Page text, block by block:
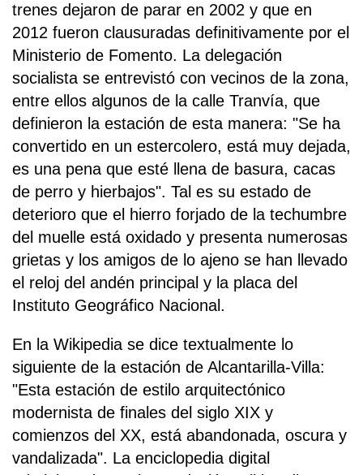
trenes dejaron de parar en 2002 y que en
2012 fueron clausuradas definitivamente por el
Ministerio de Fomento. La delegación
socialista se entrevistó con vecinos de la zona,
entre ellos algunos de la calle Tranvía, que
definieron la estación de esta manera: "Se ha
convertido en un estercolero, está muy dejada,
es una pena que esté llena de basura, cacas
de perro y hierbajos". Tal es su estado de
deterioro que el hierro forjado de la techumbre
del muelle está oxidado y presenta numerosas
grietas y los amigos de lo ajeno se han llevado
el reloj del andén principal y la placa del
Instituto Geográfico Nacional.
En la Wikipedia se dice textualmente lo
siguiente de la estación de Alcantarilla-Villa:
"Esta estación de estilo arquitectónico
modernista de finales del siglo XIX y
comienzos del XX, está abandonada, oscura y
vandalizada". La enciclopedia digital